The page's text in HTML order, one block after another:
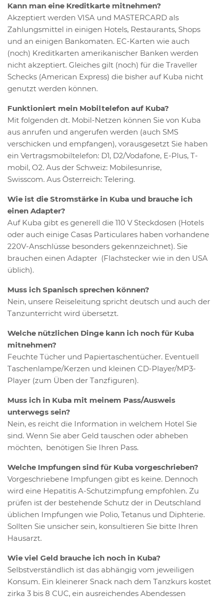
Kann man eine Kreditkarte mitnehmen?
Akzeptiert werden VISA und MASTERCARD als
Zahlungsmittel in einigen Hotels, Restaurants, Shops
und an einigen Bankomaten. EC-Karten wie auch
(noch) Kreditkarten amerikanischer Banken werden
nicht akzeptiert. Gleiches gilt (noch) für die Traveller
Schecks (American Express) die bisher auf Kuba nicht
genutzt werden können.
Funktioniert mein Mobiltelefon auf Kuba?
Mit folgenden dt. Mobil-Netzen können Sie von Kuba
aus anrufen und angerufen werden (auch SMS
verschicken und empfangen), vorausgesetzt Sie haben
ein Vertragsmobiltelefon: D1, D2/Vodafone, E-Plus, T-
mobil, O2. Aus der Schweiz: Mobilesunrise,
Swisscom. Aus Österreich: Telering.
Wie ist die Stromstärke in Kuba und brauche ich
einen Adapter?
Auf Kuba gibt es generell die 110 V Steckdosen (Hotels
oder auch einige Casas Particulares haben vorhandene
220V-Anschlüsse besonders gekennzeichnet). Sie
brauchen einen Adapter (Flachstecker wie in den USA
üblich).
Muss ich Spanisch sprechen können?
Nein, unsere Reiseleitung spricht deutsch und auch der
Tanzunterricht wird übersetzt.
Welche nützlichen Dinge kann ich noch für Kuba
mitnehmen?
Feuchte Tücher und Papiertaschentücher. Eventuell
Taschenlampe/Kerzen und kleinen CD-Player/MP3-
Player (zum Üben der Tanzfiguren).
Muss ich in Kuba mit meinem Pass/Ausweis
unterwegs sein?
Nein, es reicht die Information in welchem Hotel Sie
sind. Wenn Sie aber Geld tauschen oder abheben
möchten, benötigen Sie Ihren Pass.
Welche Impfungen sind für Kuba vorgeschrieben?
Vorgeschriebene Impfungen gibt es keine. Dennoch
wird eine Hepatitis A-Schutzimpfung empfohlen. Zu
prüfen ist der bestehende Schutz der in Deutschland
üblichen Impfungen wie Polio, Tetanus und Diphterie.
Sollten Sie unsicher sein, konsultieren Sie bitte Ihren
Hausarzt.
Wie viel Geld brauche ich noch in Kuba?
Selbstverständlich ist das abhängig vom jeweiligen
Konsum. Ein kleinerer Snack nach dem Tanzkurs kostet
zirka 3 bis 8 CUC, ein ausreichendes Abendessen